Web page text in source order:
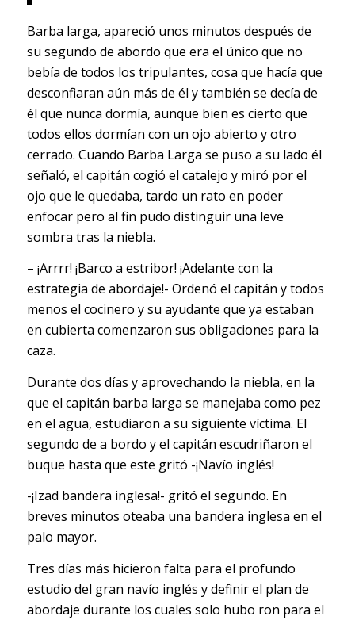
Barba larga, apareció unos minutos después de
su segundo de abordo que era el único que no
bebía de todos los tripulantes, cosa que hacía que
desconfiaran aún más de él y también se decía de
él que nunca dormía, aunque bien es cierto que
todos ellos dormían con un ojo abierto y otro
cerrado. Cuando Barba Larga se puso a su lado él
señaló, el capitán cogió el catalejo y miró por el
ojo que le quedaba, tardo un rato en poder
enfocar pero al fin pudo distinguir una leve
sombra tras la niebla.
– ¡Arrrr! ¡Barco a estribor! ¡Adelante con la
estrategia de abordaje!- Ordenó el capitán y todos
menos el cocinero y su ayudante que ya estaban
en cubierta comenzaron sus obligaciones para la
caza.
Durante dos días y aprovechando la niebla, en la
que el capitán barba larga se manejaba como pez
en el agua, estudiaron a su siguiente víctima. El
segundo de a bordo y el capitán escudriñaron el
buque hasta que este gritó -¡Navío inglés!
-¡Izad bandera inglesa!- gritó el segundo. En
breves minutos oteaba una bandera inglesa en el
palo mayor.
Tres días más hicieron falta para el profundo
estudio del gran navío inglés y definir el plan de
abordaje durante los cuales solo hubo ron para el